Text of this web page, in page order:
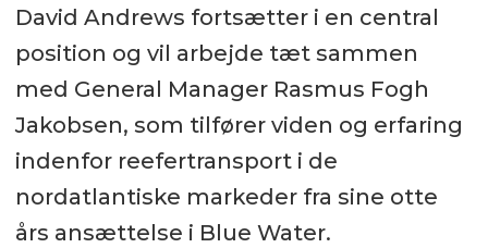
David Andrews fortsætter i en central
position og vil arbejde tæt sammen
med General Manager Rasmus Fogh
Jakobsen, som tilfører viden og erfaring
indenfor reefertransport i de
nordatlantiske markeder fra sine otte
års ansættelse i Blue Water.